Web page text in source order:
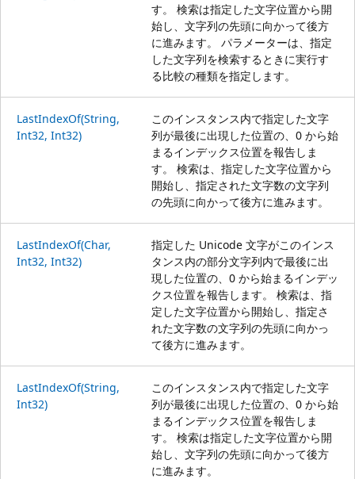
す。 検索は指定した文字位置から開
始し、文字列の先頭に向かって後方
に進みます。 パラメーターは、指定
した文字列を検索するときに実行す
る比較の種類を指定します。
LastIndexOf(String,
Int32, Int32)
このインスタンス内で指定した文字
列が最後に出現した位置の、0 から始
まるインデックス位置を報告しま
す。 検索は、指定した文字位置から
開始し、指定された文字数の文字列
の先頭に向かって後方に進みます。
LastIndexOf(Char,
Int32, Int32)
指定した Unicode 文字がこのインス
タンス内の部分文字列内で最後に出
現した位置の、0 から始まるインデッ
クス位置を報告します。 検索は、指
定した文字位置から開始し、指定さ
れた文字数の文字列の先頭に向かっ
て後方に進みます。
LastIndexOf(String,
Int32)
このインスタンス内で指定した文字
列が最後に出現した位置の、0 から始
まるインデックス位置を報告しま
す。 検索は指定した文字位置から開
始し、文字列の先頭に向かって後方
に進みます。